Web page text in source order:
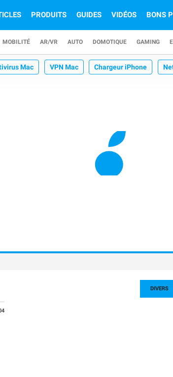
PRODUITS GUIDES VIDÉOS BONS
MOBILITÉ AR/VR AUTO DOMOTIQUE GAMING
Mac VPN Mac Chargeur iPhone
DIVERS